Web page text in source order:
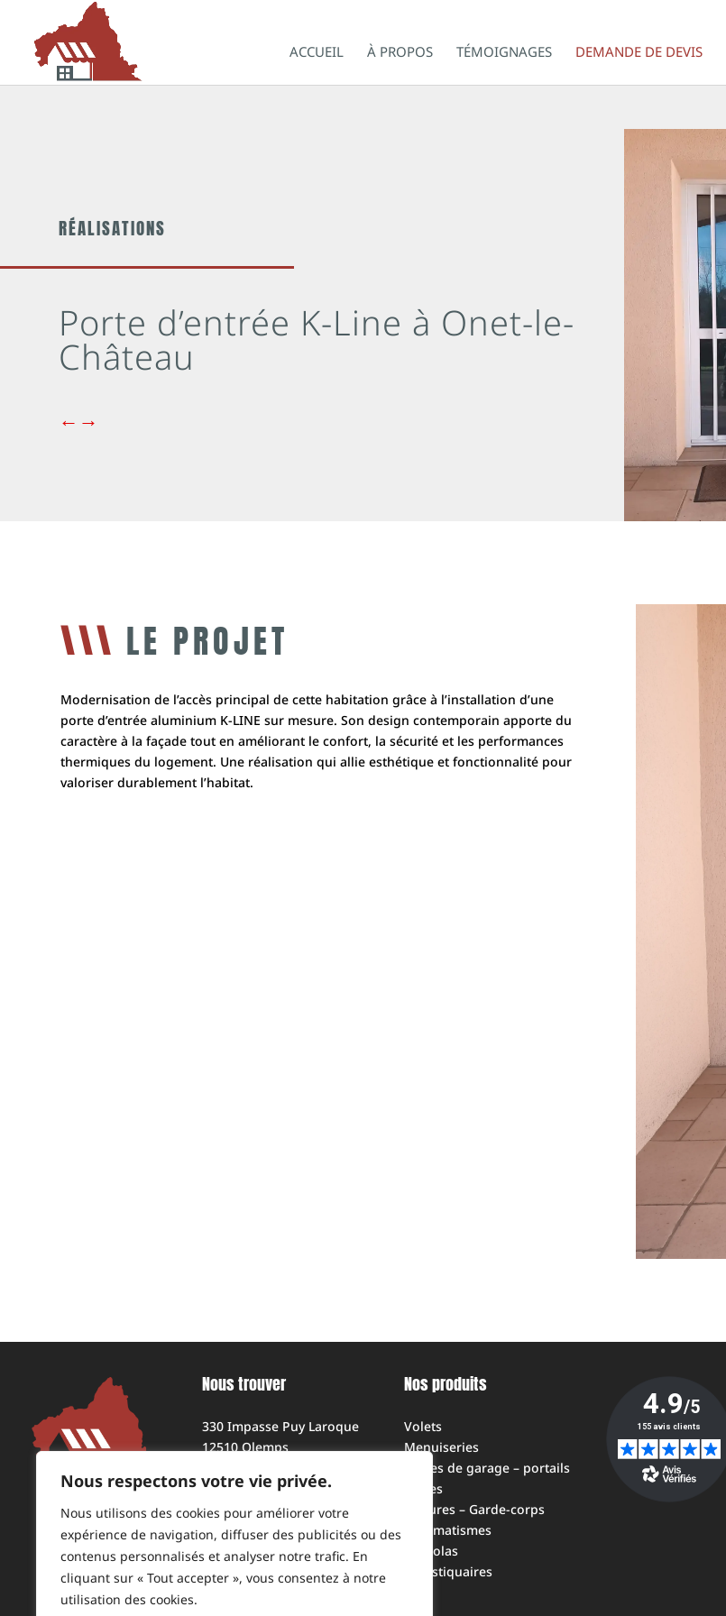
Nous respectons votre vie privée.
Nous utilisons des cookies pour améliorer votre
expérience de navigation, diffuser des publicités ou des
contenus personnalisés et analyser notre trafic. En
cliquant sur « Tout accepter », vous consentez à notre
utilisation des cookies.
ACCUEIL À PROPOS TÉMOIGNAGES DEMANDE DE DEVIS
RÉALISATIONS
Porte d’entrée K-Line à Onet-le-
Château
← →
\\\ LE PROJET
Modernisation de l’accès principal de cette habitation grâce à l’installation d’une
porte d’entrée aluminium K-LINE sur mesure. Son design contemporain apporte du
caractère à la façade tout en améliorant le confort, la sécurité et les performances
thermiques du logement. Une réalisation qui allie esthétique et fonctionnalité pour
valoriser durablement l’habitat.
Nous trouver
330 Impasse Puy Laroque
12510 Olemps
GPS : 44.333279247033175,
Tel : 05 65 42 81 23
Contact
Nos produits
Volets
Menuiseries
Portes de garage – portails
Stores
Clôtures – Garde-corps
Automatismes
Pergolas
Moustiquaires